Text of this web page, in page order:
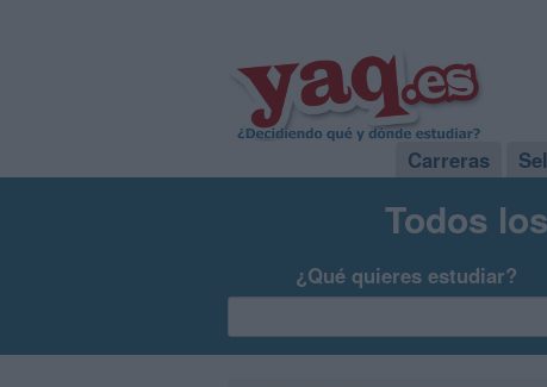
Carreras
Todos
¿Qué quieres estudiar?